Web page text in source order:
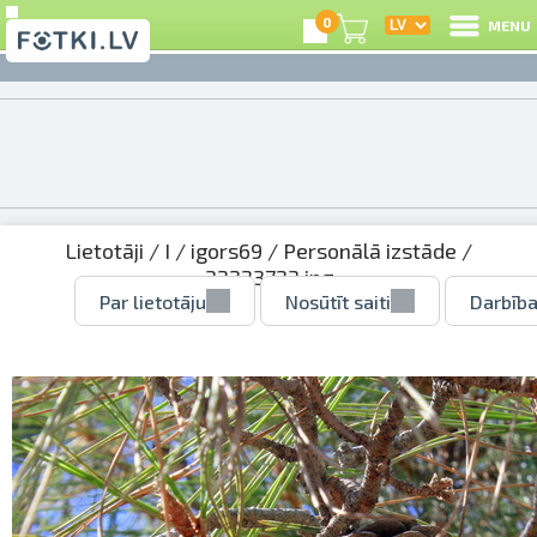
0 MENU
Lietotāji / I / igors69 / Personālā izstāde /
32223723.jpg
Par lietotāju Nosūtīt saiti